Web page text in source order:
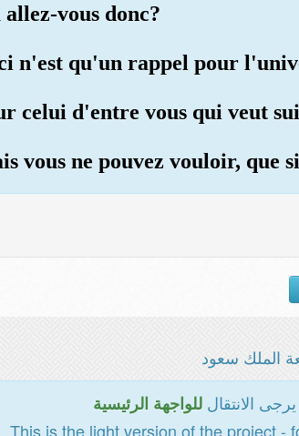
vous donc?
n'est qu'un rappel pour
celui d'entre vous qui veut
vous ne pouvez vouloir,
الملك سعود
الانتقالللواجهة الرئيسية
This is the light version of the project -